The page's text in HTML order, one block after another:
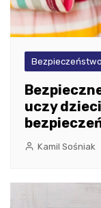
Bezpieczeństwo
uczy
Kamil Sośniak